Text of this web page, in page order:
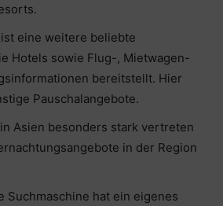
ist eine weitere beliebte
Hotels sowie Flug-, Mietwagen-
bereitstellt. Hier
Pauschalangebote.
Asien besonders stark vertreten
in der Region
Suchmaschine hat ein eigenes